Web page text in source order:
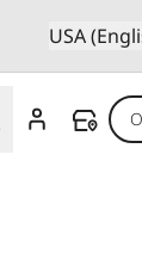
USA